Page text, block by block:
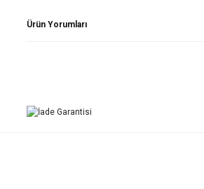
Ürün Yorumları